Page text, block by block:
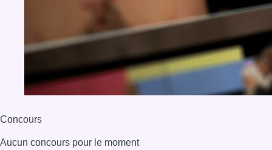
Concours
Aucun concours pour le moment